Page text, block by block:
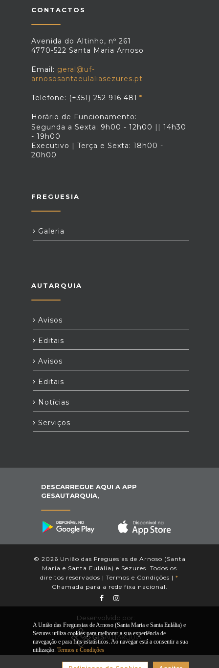
CONTACTOS
Avenida do Altinho, nº 261
4770-522 Santa Maria Arnoso
Email: geral@uf-
arnososantaeulaliasezures.pt
Telefone: (+351) 252 916 481
Horário de Funcionamento:
Segunda a Sexta: 9h00 - 12h00 || 14h30
- 19h00
Executivo | Terça e Sexta: 18h00 -
20h00
FREGUESIA
Galeria
AUTARQUIA
Avisos
Editais
Avisos
Editais
Notícias
Serviços
DESCARREGUE AQUI A APP
GESAUTARQUIA,
© 2026 União das Freguesias de Arnoso (Santa
Maria e Santa Eulália) e Sezures. Todos os
direitos reservados | Termos e Condições | *
Chamada para a rede fixa nacional.
Desenvolvido por:
A União das Freguesias de Arnoso (Santa Maria e Santa Eulália) e
Sezures utiliza cookies para melhorar a sua experiência de
navegação e para fins estatísticos. Ao navegar está a consentir a sua
utilização. Termos e Condições